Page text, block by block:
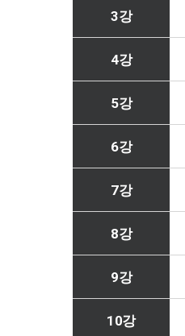
3강
4강
5강
6강
7강
8강
9강
10강